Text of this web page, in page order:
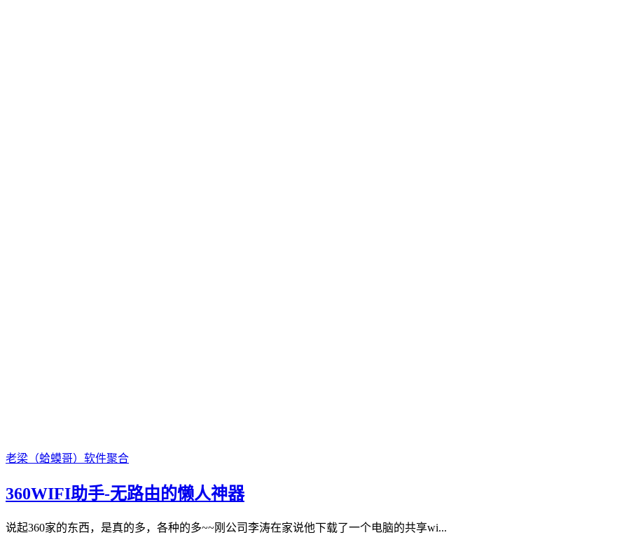
老梁（蛤蟆哥） 软件聚合
360WIFI助手-无路由的懒人神器
说起360家的东西，是真的多，各种的多~~刚公司李涛在家说他下载了一个电脑的共享wi...